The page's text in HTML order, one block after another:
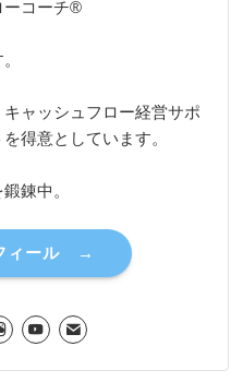
ーコーチ®
ャッシュフロー経営サポ
得意としています。
錬中。
ィール →